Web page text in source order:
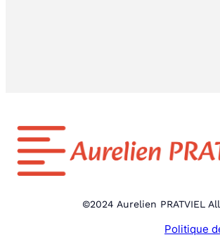
©2024 Aurelien PRATVIEL
Politique